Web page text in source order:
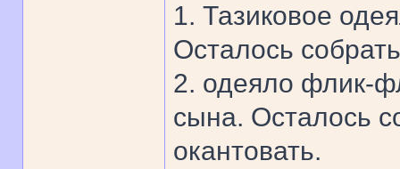
1. Тазиковое
Осталось
2. одеяло флик-
сына. Осталось
окантовать.